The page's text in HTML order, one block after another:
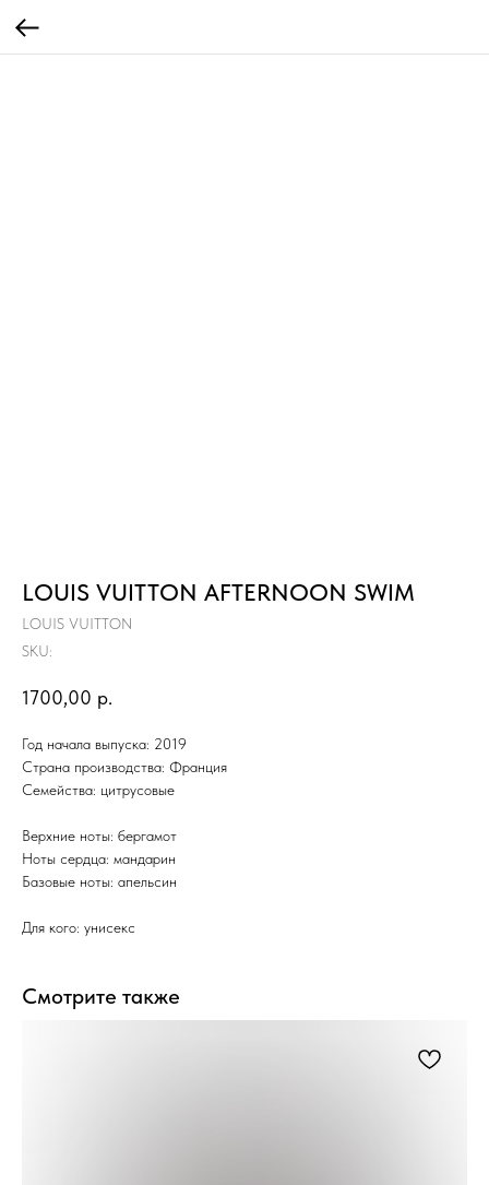
LOUIS VUITTON AFTERNOON SWIM
LOUIS VUITTON
SKU:
1700,00 р.
Год начала выпуска: 2019
Страна производства: Франция
Семейства: цитрусовые
Верхние ноты: бергамот
Ноты сердца: мандарин
Базовые ноты: апельсин
Для кого: унисекс
Смотрите также